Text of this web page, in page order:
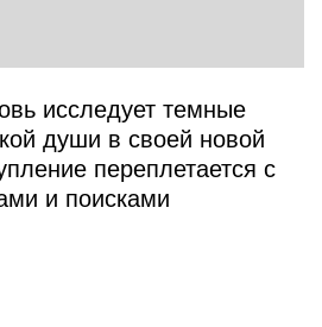
исследует темные
души в своей новой
переплетается с
и поисками